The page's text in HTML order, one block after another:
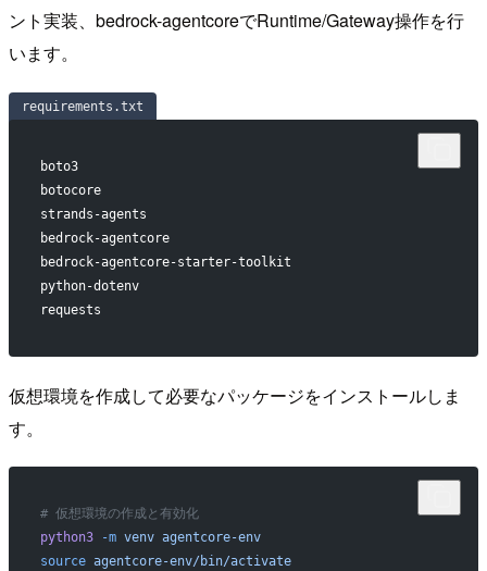
ント実装、bedrock-agentcoreでRuntime/Gateway操作を行
います。
requirements.txt
boto3
botocore
strands-agents
bedrock-agentcore
bedrock-agentcore-starter-toolkit
python-dotenv
requests
仮想環境を作成して必要なパッケージをインストールしま
す。
# 仮想環境の作成と有効化
python3 -m venv agentcore-env
source agentcore-env/bin/activate